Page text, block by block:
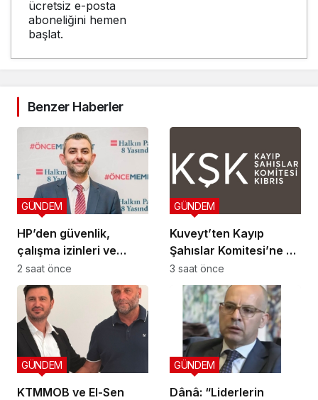
ücretsiz e-posta
aboneliğini hemen
başlat.
Benzer Haberler
HP’den güvenlik,
çalışma izinleri ve
yurttaşlık
uygulamalarına ilişkin
öneriler
GÜNDEM
2 saat önce
Kuveyt’ten Kayıp
Şahıslar Komitesi’ne 50
bin dolar katkı
GÜNDEM
3 saat önce
KTMMOB ve El-Sen
GÜNDEM
Dânâ: “Liderlerin
GÜNDEM